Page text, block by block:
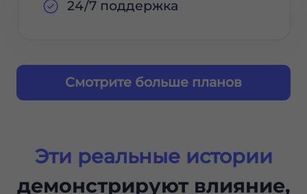
24/7 поддержка
Смотрите больше планов
Эти реальные истории
демонстрируют влияние,